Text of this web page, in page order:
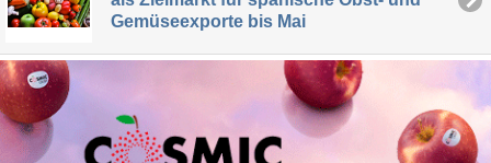
Gemüseexporte bis Mai